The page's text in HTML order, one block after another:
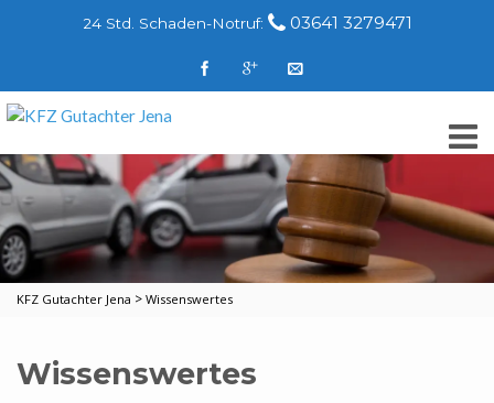
24 Std. Schaden-Notruf: 03641 3279471
KFZ Gutachter Jena > Wissenswertes
Wissenswertes